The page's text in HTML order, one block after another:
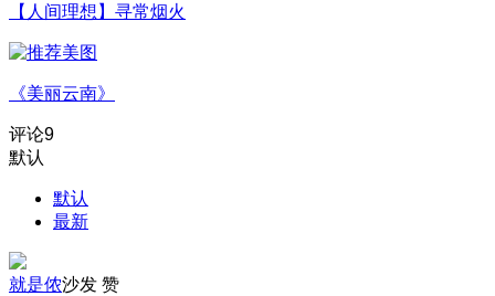
【人间理想】寻常烟火
《美丽云南》
评论9
默认
默认
最新
就是侬沙发 赞